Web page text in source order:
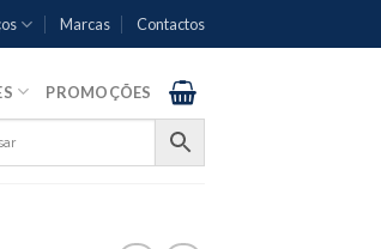
Marcas Contactos
PROMOÇÕES